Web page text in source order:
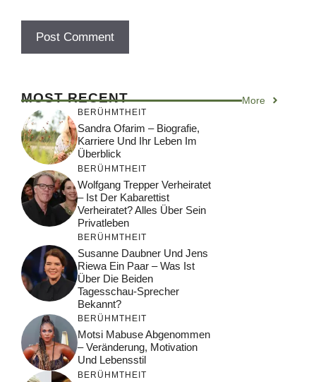
MOST RECENT More
BERÜHMTHEIT
Sandra Ofarim – Biografie,
Karriere Und Ihr Leben Im
Überblick
BERÜHMTHEIT
Wolfgang Trepper Verheiratet
– Ist Der Kabarettist
Verheiratet? Alles Über Sein
Privatleben
BERÜHMTHEIT
Susanne Daubner Und Jens
Riewa Ein Paar – Was Ist
Über Die Beiden
Tagesschau-Sprecher
Bekannt?
BERÜHMTHEIT
Motsi Mabuse Abgenommen
– Veränderung, Motivation
Und Lebensstil
BERÜHMTHEIT